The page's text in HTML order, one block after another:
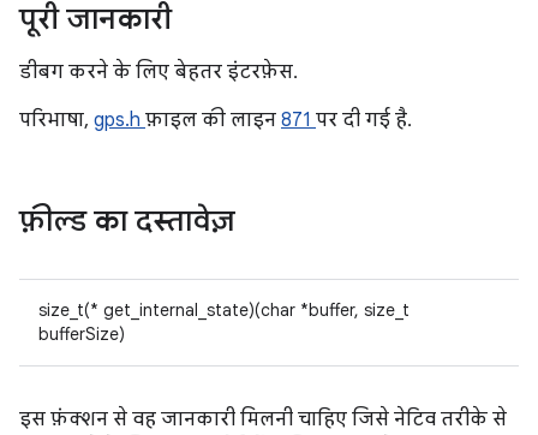
पूरी जानकारी
डीबग करने के लिए बेहतर इंटरफ़ेस.
परिभाषा, gps.h फ़ाइल की लाइन 871 पर दी गई है.
फ़ील्ड का दस्तावेज़
size_t(* get_internal_state)(char *buffer, size_t
bufferSize)
इस फ़ंक्शन से वह जानकारी मिलनी चाहिए जिसे नेटिव तरीके से